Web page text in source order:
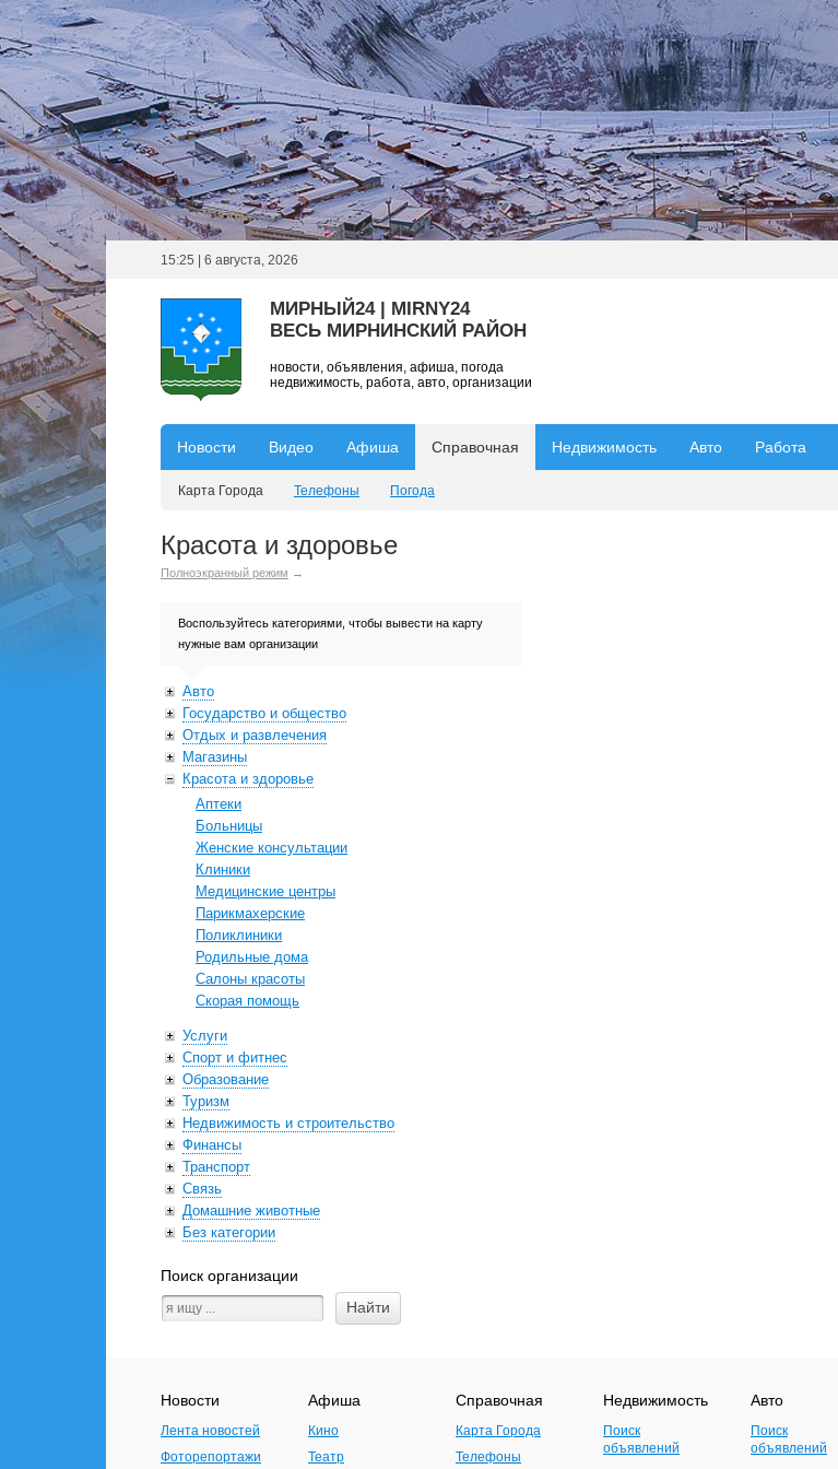
15:25 | 6 августа, 2026
МИРНЫЙ24 | MIRNY24
ВЕСЬ МИРНИНСКИЙ РАЙОН
новости, объявления, афиша, погода
недвижимость, работа, авто, организации
Новости Видео Афиша Справочная Недвижимость Авто Работа
Карта Города Телефоны Погода
Красота и здоровье
Полноэкранный режим →
Воспользуйтесь категориями, чтобы вывести на карту
нужные вам организации
Авто
Государство и общество
Отдых и развлечения
Магазины
Красота и здоровье
Аптеки
Больницы
Женские консультации
Клиники
Медицинские центры
Парикмахерские
Поликлиники
Родильные дома
Салоны красоты
Cкорая помощь
Услуги
Спорт и фитнес
Образование
Туризм
Недвижимость и строительство
Финансы
Транспорт
Связь
Домашние животные
Без категории
Поиск организации
Новости
Лента новостей
Фоторепортажи
Афиша
Кино
Театр
Справочная
Карта Города
Телефоны
Недвижимость
Поиск
объявлений
Авто
Поиск
объявлений